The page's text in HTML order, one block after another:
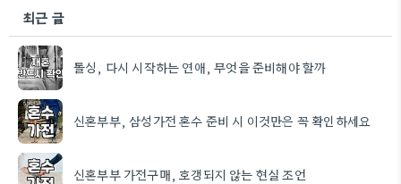
최근 글
돌싱, 다시 시작하는 연애, 무엇을 준비해야 할까
신혼부부, 삼성가전 혼수 준비 시 이것만은 꼭 확인하세요
신혼부부 가전구매, 호갱되지 않는 현실 조언